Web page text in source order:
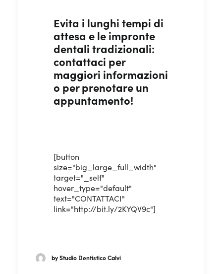
Evita i lunghi tempi di
attesa e le impronte
dentali tradizionali:
contattaci per
maggiori informazioni
o per prenotare un
appuntamento!
[button
size="big_large_full_width"
target="_self"
hover_type="default"
text="CONTATTACI"
link="http://bit.ly/2KYQV9c"]
by Studio Dentistico Calvi